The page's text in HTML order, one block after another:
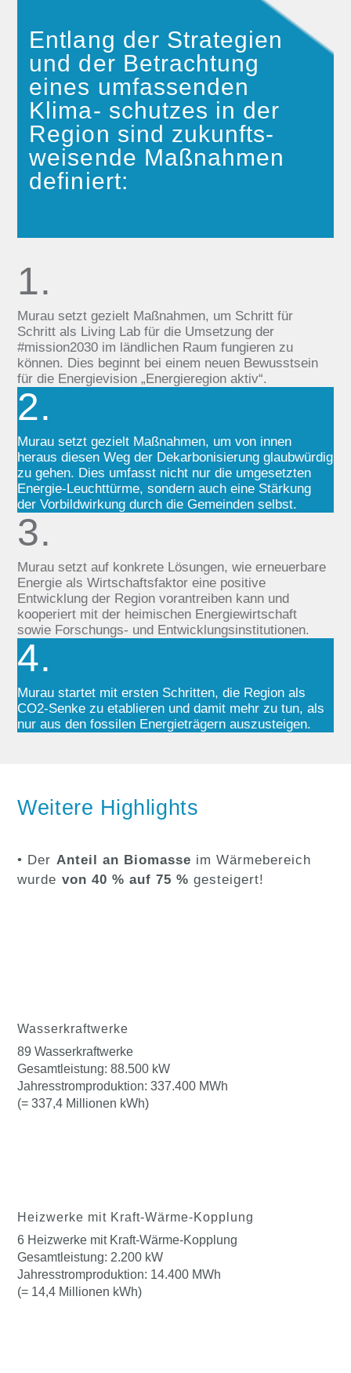
Entlang der Strategien
und der Betrachtung
eines umfass­enden
Klima- schutzes in der
Region sind zukunfts­
weisende Maß­nahmen
definiert:
1.
Murau setzt gezielt Maßnahmen, um Schritt für
Schritt als Living Lab für die Umsetzung der
#mission2030 im ländlichen Raum fungieren zu
können. Dies beginnt bei einem neuen Bewusstsein
für die Energievision „Energieregion aktiv“.
2.
Murau setzt gezielt Maßnahmen, um von innen
heraus diesen Weg der Dekarbonisierung glaubwürdig
zu gehen. Dies umfasst nicht nur die umgesetzten
Energie-Leuchttürme, sondern auch eine Stärkung
der Vorbildwirkung durch die Gemeinden selbst.
3.
Murau setzt auf konkrete Lösungen, wie erneuerbare
Energie als Wirtschaftsfaktor eine positive
Entwicklung der Region vorantreiben kann und
kooperiert mit der heimischen Energiewirtschaft
sowie Forschungs- und Entwicklungsinstitutionen.
4.
Murau startet mit ersten Schritten, die Region als
CO2-Senke zu etablieren und damit mehr zu tun, als
nur aus den fossilen Energieträgern auszusteigen.
Weitere Highlights
• Der Anteil an Biomasse im Wärmebereich
wurde von 40 % auf 75 % gesteigert!
Wasserkraftwerke
89 Wasserkraftwerke
Gesamtleistung: 88.500 kW
Jahresstromproduktion: 337.400 MWh
(= 337,4 Millionen kWh)
Heizwerke mit Kraft-Wärme-Kopplung
6 Heizwerke mit Kraft-Wärme-Kopplung
Gesamtleistung: 2.200 kW
Jahresstromproduktion: 14.400 MWh
(= 14,4 Millionen kWh)